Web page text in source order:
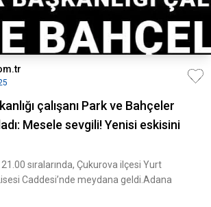
çalışanı Park ve Bahçeler
Mesele sevgili! Yenisi eskisini
sıralarında, Çukurova ilçesi Yurt
Caddesi’nde meydana geldi.Adana